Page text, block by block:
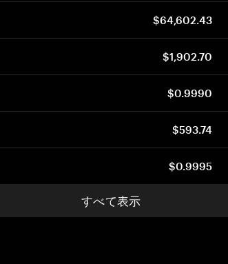
$64,602.43
$1,902.70
$0.9990
$593.74
$0.9995
すべて表示